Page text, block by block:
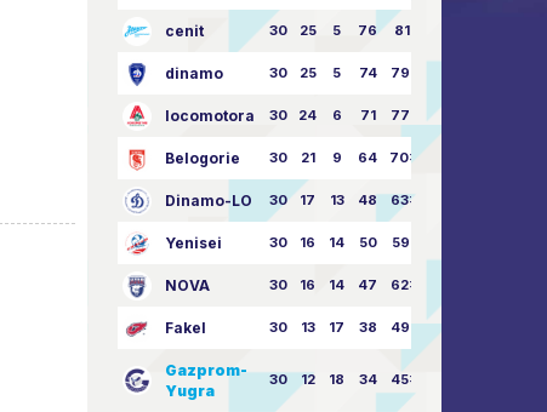
cenit 30 25 5 76 81:21
dinamo 30 25 5 74 79:26
locomotora 30 24 6 71 77:33
Belogorie 30 21 9 64 70:40
Dinamo-LO 30 17 13 48 63:57
Yenisei 30 16 14 50 59:53
NOVA 30 16 14 47 62:58
Fakel 30 13 17 38 49:62
Gazprom-
Yugra
30 12 18 34 45:63